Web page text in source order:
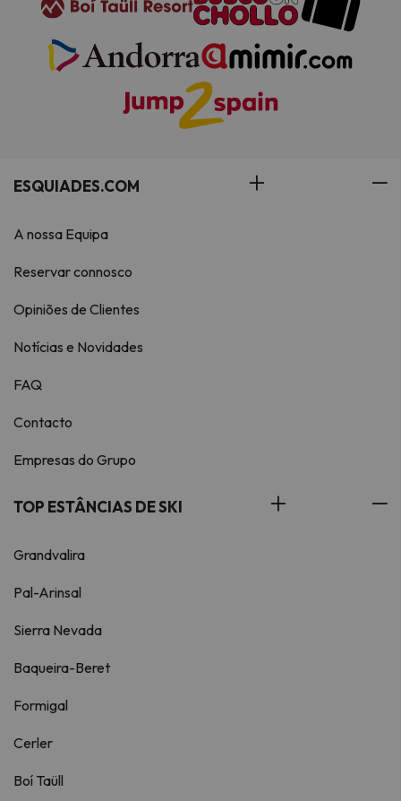
ESQUIADES.COM
A nossa Equipa
Reservar connosco
Opiniões de Clientes
Notícias e Novidades
FAQ
Contacto
Empresas do Grupo
TOP ESTÂNCIAS DE SKI
Grandvalira
Pal-Arinsal
Sierra Nevada
Baqueira-Beret
Formigal
Cerler
Boí Taüll